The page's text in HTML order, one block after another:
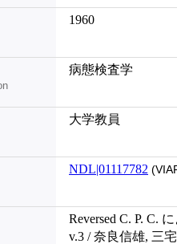
1960
病態検査学
大学教員
NDL|01117782
Reversed C. P. C.
v.3 / 奈良信雄, 三